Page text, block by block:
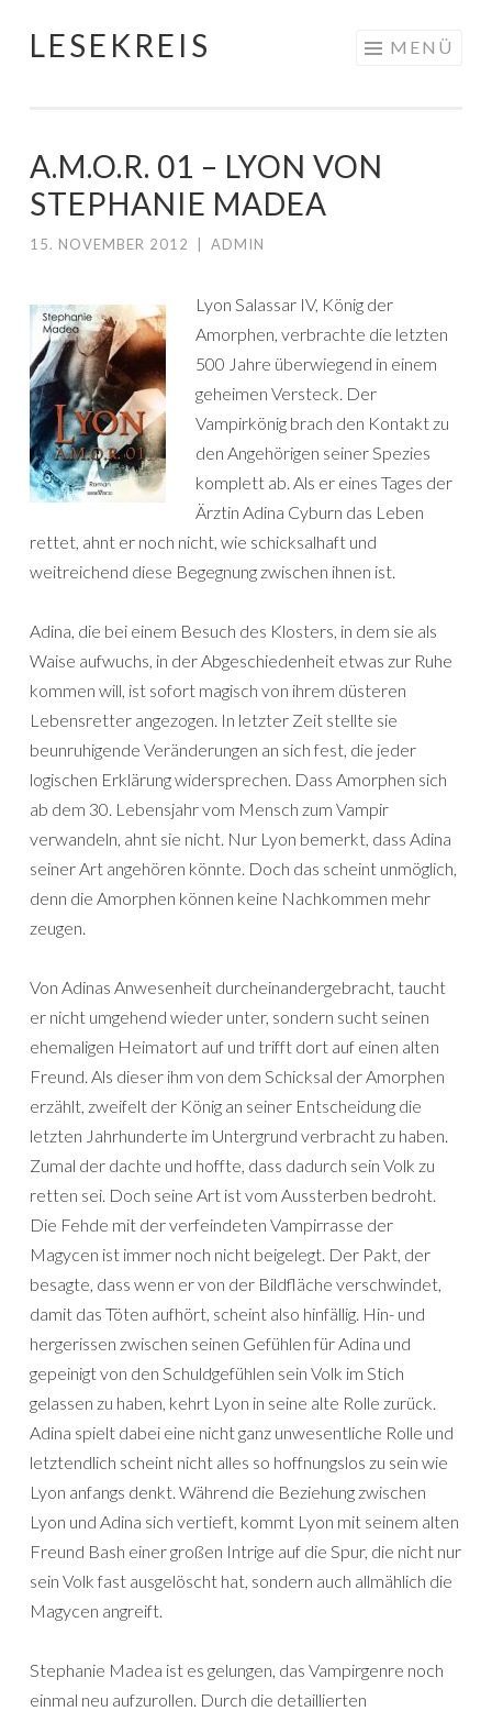
Springe
LESEKREIS MENÜ
A.M.O.R. 01 – LYON VON
STEPHANIE MADEA
15. NOVEMBER 2012 ADMIN
Lyon Salassar IV, König der
Amorphen, verbrachte die letzten
500 Jahre überwiegend in einem
geheimen Versteck. Der
Vampirkönig brach den Kontakt zu
den Angehörigen seiner Spezies
komplett ab. Als er eines Tages der
Ärztin Adina Cyburn das Leben
rettet, ahnt er noch nicht, wie schicksalhaft und
weitreichend diese Begegnung zwischen ihnen ist.
Adina, die bei einem Besuch des Klosters, in dem sie als
Waise aufwuchs, in der Abgeschiedenheit etwas zur Ruhe
kommen will, ist sofort magisch von ihrem düsteren
Lebensretter angezogen. In letzter Zeit stellte sie
beunruhigende Veränderungen an sich fest, die jeder
logischen Erklärung widersprechen. Dass Amorphen sich
ab dem 30. Lebensjahr vom Mensch zum Vampir
verwandeln, ahnt sie nicht. Nur Lyon bemerkt, dass Adina
seiner Art angehören könnte. Doch das scheint unmöglich,
denn die Amorphen können keine Nachkommen mehr
zeugen.
Von Adinas Anwesenheit durcheinandergebracht, taucht
er nicht umgehend wieder unter, sondern sucht seinen
ehemaligen Heimatort auf und trifft dort auf einen alten
Freund. Als dieser ihm von dem Schicksal der Amorphen
erzählt, zweifelt der König an seiner Entscheidung die
letzten Jahrhunderte im Untergrund verbracht zu haben.
Zumal der dachte und hoffte, dass dadurch sein Volk zu
retten sei. Doch seine Art ist vom Aussterben bedroht.
Die Fehde mit der verfeindeten Vampirrasse der
Magycen ist immer noch nicht beigelegt. Der Pakt, der
besagte, dass wenn er von der Bildfläche verschwindet,
damit das Töten aufhört, scheint also hinfällig. Hin- und
hergerissen zwischen seinen Gefühlen für Adina und
gepeinigt von den Schuldgefühlen sein Volk im Stich
gelassen zu haben, kehrt Lyon in seine alte Rolle zurück.
Adina spielt dabei eine nicht ganz unwesentliche Rolle und
letztendlich scheint nicht alles so hoffnungslos zu sein wie
Lyon anfangs denkt. Während die Beziehung zwischen
Lyon und Adina sich vertieft, kommt Lyon mit seinem alten
Freund Bash einer großen Intrige auf die Spur, die nicht nur
sein Volk fast ausgelöscht hat, sondern auch allmählich die
Magycen angreift.
Stephanie Madea ist es gelungen, das Vampirgenre noch
einmal neu aufzurollen. Durch die detaillierten